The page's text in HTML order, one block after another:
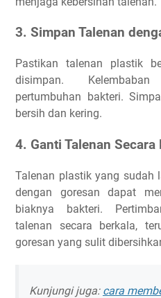
3. Simpan Talenan
Pastikan talenan plastik
disimpan.
pertumbuhan bakteri.
bersih dan kering.
4. Ganti Talenan Secara
Talenan plastik yang sudah
dengan goresan dapat
biaknya bakteri.
talenan secara berkala,
goresan yang sulit
Kunjungi juga: cara